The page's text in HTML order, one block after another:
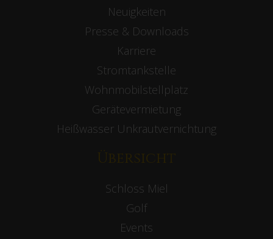
Neuigkeiten
Presse & Downloads
Karriere
Stromtankstelle
Wohnmobilstellplatz
Gerätevermietung
Heißwasser Unkrautvernichtung
Übersicht
Schloss Miel
Golf
Events